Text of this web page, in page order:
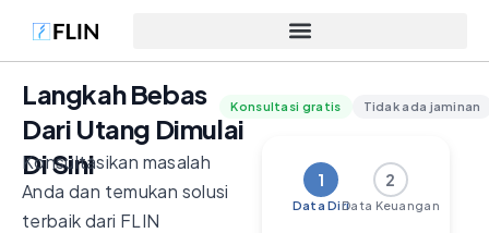
Langkah Bebas
Dari Utang Dimulai
Di Sini
Konsultasikan masalah
Anda dan temukan solusi
terbaik dari FLIN
Konsultasi gratis Tidak ada jaminan
1
Data Diri
2
Data Keuangan